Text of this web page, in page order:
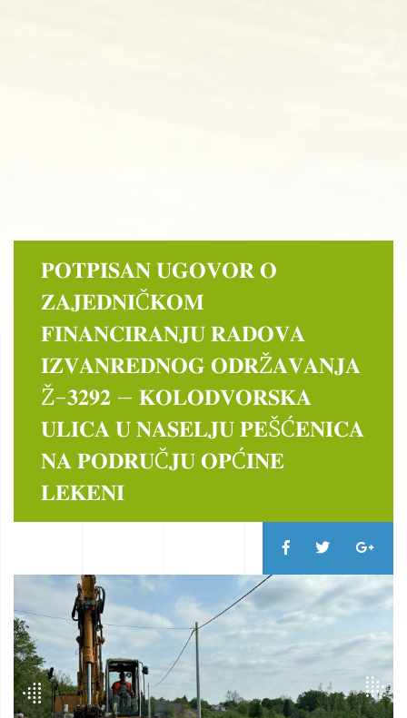
𝐏𝐎𝐓𝐏𝐈𝐒𝐀𝐍 𝐔𝐆𝐎𝐕𝐎𝐑 𝐎
𝐙𝐀𝐉𝐄𝐃𝐍𝐈Č𝐊𝐎𝐌
𝐅𝐈𝐍𝐀𝐍𝐂𝐈𝐑𝐀𝐍𝐉𝐔 𝐑𝐀𝐃𝐎𝐕𝐀
𝐈𝐙𝐕𝐀𝐍𝐑𝐄𝐃𝐍𝐎𝐆 𝐎𝐃𝐑Ž𝐀𝐕𝐀𝐍𝐉𝐀
Ž-𝟑𝟐𝟗𝟐 – 𝐊𝐎𝐋𝐎𝐃𝐕𝐎𝐑𝐒𝐊𝐀
𝐔𝐋𝐈𝐂𝐀 𝐔 𝐍𝐀𝐒𝐄𝐋𝐉𝐔 𝐏𝐄ŠĆ𝐄𝐍𝐈𝐂𝐀
𝐍𝐀 𝐏𝐎𝐃𝐑𝐔Č𝐉𝐔 𝐎𝐏Ć𝐈𝐍𝐄
𝐋𝐄𝐊𝐄𝐍𝐈